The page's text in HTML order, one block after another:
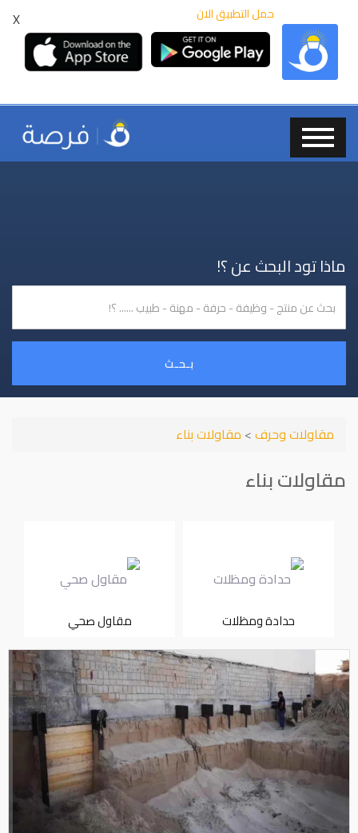
X حمل التطبيق الان
ماذا تود البحث عن ؟!
بـحـث
مقاولات وحرف> مقاولات بناء
مقاولات بناء
حدادة ومظلات مقاول صحي